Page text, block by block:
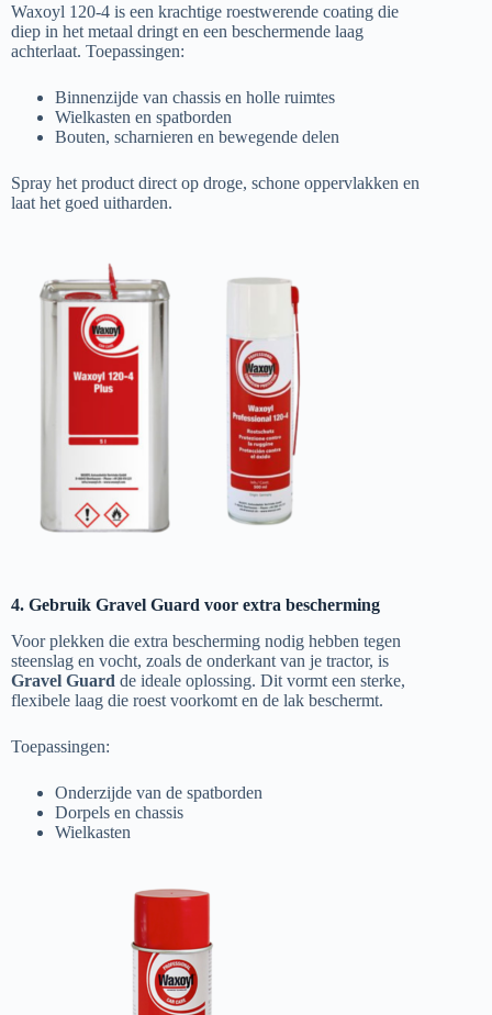
Waxoyl 120-4 is een krachtige roestwerende coating die
diep in het metaal dringt en een beschermende laag
achterlaat. Toepassingen:
Binnenzijde van chassis en holle ruimtes
Wielkasten en spatborden
Bouten, scharnieren en bewegende delen
Spray het product direct op droge, schone oppervlakken en
laat het goed uitharden.
4. Gebruik Gravel Guard voor extra bescherming
Voor plekken die extra bescherming nodig hebben tegen
steenslag en vocht, zoals de onderkant van je tractor, is
Gravel Guard de ideale oplossing. Dit vormt een sterke,
flexibele laag die roest voorkomt en de lak beschermt.
Toepassingen:
Onderzijde van de spatborden
Dorpels en chassis
Wielkasten